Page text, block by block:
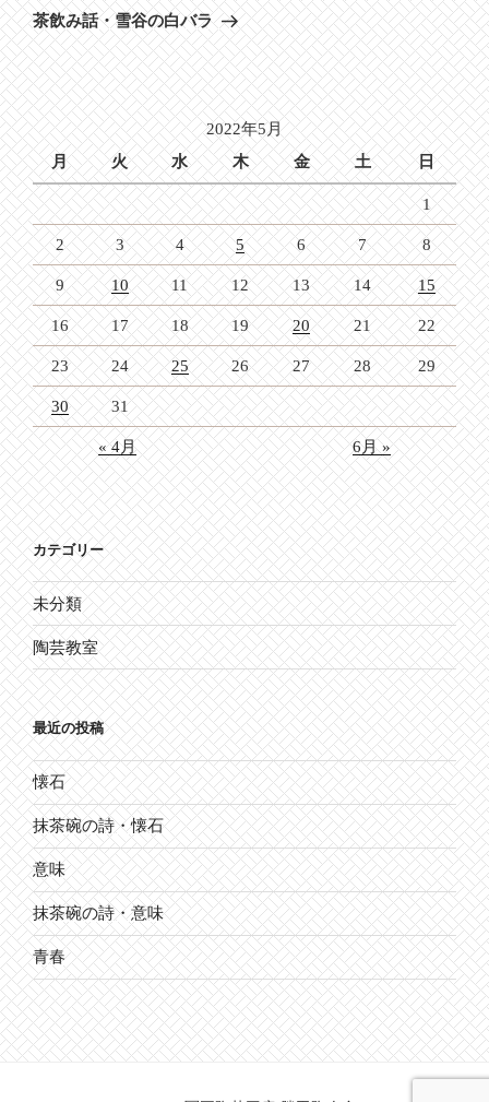
ゲ
ー
シ
ョ
ン
の
投
稿
茶飲み話・雪谷の白バラ
2022年5月
月
火 水 木 金 土 日
1
2 3 4 5 6 7 8
9 10 11 12 13 14 15
16 17 18 19 20 21 22
23 24 25 26 27 28 29
30 31
« 4月 6月 »
カテゴリー
未分類
陶芸教室
最近の投稿
懐石
抹茶碗の詩・懐石
意味
抹茶碗の詩・意味
青春